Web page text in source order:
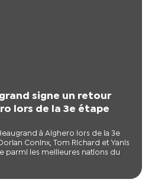
signe un retour
lors de la 3e étape
à Alghero lors de la 3e
Coninx, Tom Richard et Yanis
parmi les meilleures nations du